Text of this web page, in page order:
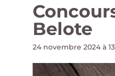
Belote
24 novembre 2024 à